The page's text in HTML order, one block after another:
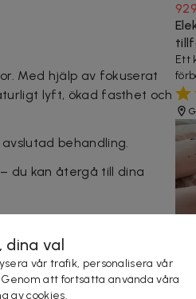
Med hjälp av fokuserat
lyft, ökad fasthet och
behandling.
du kan återgå till dina
goda resultat och
Ett
999
dina val
vår trafik, personalisera vår
att fortsätta använda våra
av cookies.